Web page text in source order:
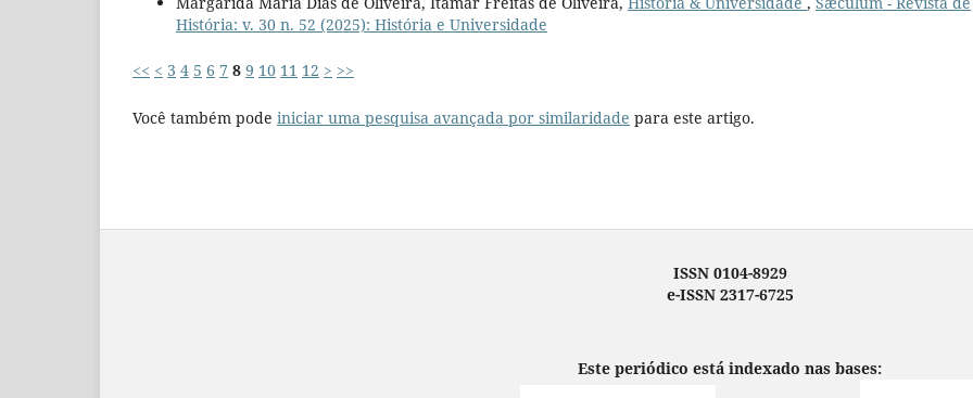
História: v. 30 n. 52 (2025): História e Universidade
<< < 3 4 5 6 7 8 9 10 11 12 > >>
Você também pode iniciar uma pesquisa avançada por similaridade para este artigo.
ISSN 0104-8929
e-ISSN 2317-6725
Este periódico está indexado nas bases: